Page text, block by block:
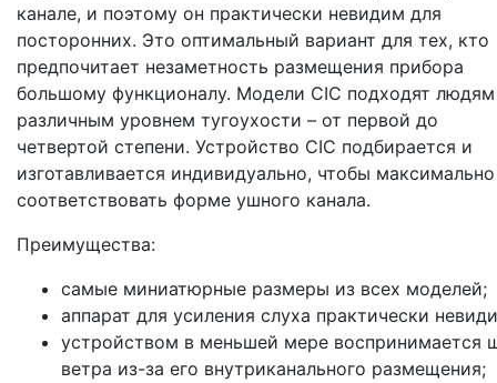
канале, и поэтому он практически невидим для
посторонних. Это оптимальный вариант для тех, кто
предпочитает незаметность размещения прибора
большому функционалу. Модели CIC подходят
различным уровнем тугоухости – от первой до
четвертой степени. Устройство CIC подбирается и
изготавливается индивидуально, чтобы максимально
соответствовать форме ушного канала.
Преимущества:
самые миниатюрные размеры из всех моделей;
аппарат для усиления слуха практически
устройством в меньшей мере воспринимается
ветра из-за его внутриканального размещения;